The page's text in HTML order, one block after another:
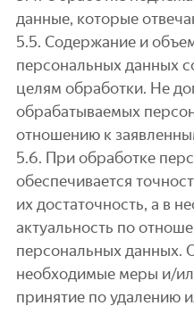
данные, которые
5.5. Содержание и
персональных данных
целям обработки. Не
обрабатываемых
отношению к
5.6. При обработке
обеспечивается
их достаточность, а в
актуальность по
персональных данных.
необходимые меры и/
принятие по удалению